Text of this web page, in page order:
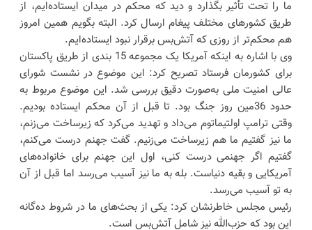
ما را تحت تأثیر بگذارد و دید که محکم در میدان ایستاده‌ایم، از
طریق کشورهای مختلف پیغام ارسال کرد. البته بگویم همین امروز
هم محکم‌تر از روزی که آتش‌بس برقرار نبود ایستاده‌ایم.
وی با اشاره به اینکه آمریکا یک مجموعه 15 بندی از طریق پاکستان
برای کشورمان فرستاد تصریح کرد: این موضوع در نشست شورای
عالی امنیت ملی به‌صورت دقیق بررسی شد. این موضوع مربوط به
حدود 36مین روز جنگ بود. تا قبل از آن محکم ایستاده بودیم.
وقتی ترامپ اولتیماتوم می‌داد و تهدید می‌کرد که زیرساخت می‌زنم،
ما نیز گفتیم ما هم زیرساخت می‌زنیم. گفت جهنم درست می‌کنم،
گفتیم اگر جهنمی درست کنی، اول این جهنم برای خانواده‌های
آمریکایی و بقیه دنیاست. بله به ما نیز آسیب می‌رسد اما قبل از آن
به تو آسیب می‌رسد.
رئیس مجلس خاطرنشان کرد: یکی از بحث‌های ما در شروط ده‌گانه
این بود که حزب‌الله نیز شامل آتش‌بس است.